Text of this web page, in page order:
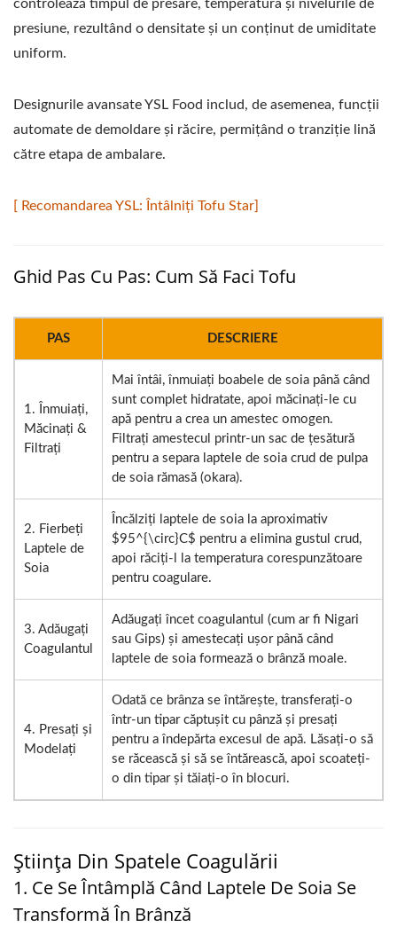
controlează timpul de presare, temperatura și nivelurile de
presiune, rezultând o densitate și un conținut de umiditate
uniform.
Designurile avansate YSL Food includ, de asemenea, funcții
automate de demoldare și răcire, permițând o tranziție lină
către etapa de ambalare.
[ Recomandarea YSL: Întâlniți Tofu Star]
Ghid Pas Cu Pas: Cum Să Faci Tofu
PAS DESCRIERE
1. Înmuiați,
Măcinați &
Filtrați
Mai întâi, înmuiați boabele de soia până când
sunt complet hidratate, apoi măcinați-le cu
apă pentru a crea un amestec omogen.
Filtrați amestecul printr-un sac de țesătură
pentru a separa laptele de soia crud de pulpa
de soia rămasă (okara).
2. Fierbeți
Laptele de
Soia
Încălziți laptele de soia la aproximativ
$95^{\circ}C$ pentru a elimina gustul crud,
apoi răciți-l la temperatura corespunzătoare
pentru coagulare.
3. Adăugați
Coagulantul
Adăugați încet coagulantul (cum ar fi Nigari
sau Gips) și amestecați ușor până când
laptele de soia formează o brânză moale.
4. Presați și
Modelați
Odată ce brânza se întărește, transferați-o
într-un tipar căptușit cu pânză și presați
pentru a îndepărta excesul de apă. Lăsați-o să
se răcească și să se întărească, apoi scoateți-
o din tipar și tăiați-o în blocuri.
Știința Din Spatele Coagulării
1. Ce Se Întâmplă Când Laptele De Soia Se
Transformă În Brânză